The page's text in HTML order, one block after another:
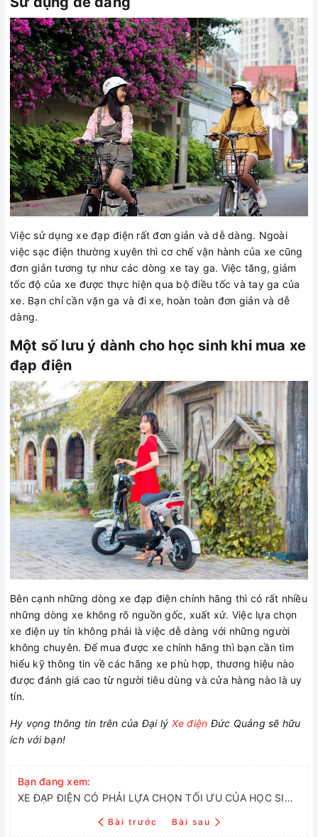
Việc sử dụng xe đạp điện rất đơn giản và dễ dàng. Ngoài
việc sạc điện thường xuyên thì cơ chế vận hành của xe cũng
đơn giản tương tự như các dòng xe tay ga. Việc tăng, giảm
tốc độ của xe được thực hiện qua bộ điều tốc và tay ga của
xe. Bạn chỉ cần vặn ga và đi xe, hoàn toàn đơn giản và dễ
dàng.
Một số lưu ý dành cho học sinh khi mua xe
đạp điện
Bên cạnh những dòng xe đạp điện chính hãng thì có rất nhiều
những dòng xe không rõ nguồn gốc, xuất xứ. Việc lựa chọn
xe điện uy tín không phải là việc dễ dàng với những người
không chuyên. Để mua được xe chính hãng thì bạn cần tìm
hiểu kỹ thông tin về các hãng xe phù hợp, thương hiệu nào
được đánh giá cao từ người tiêu dùng và cửa hàng nào là uy
tín.
Hy vọng thông tin trên của Đại lý Xe điện Đức Quảng sẽ hữu
ích với bạn!
Bạn đang xem:
XE ĐẠP ĐIỆN CÓ PHẢI LỰA CHỌN TỐI ƯU CỦA HỌC SINH?
Bài trước Bài sau